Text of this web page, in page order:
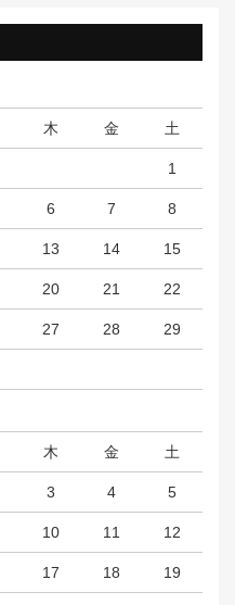
木 金 土
1
6 7 8
13 14 15
20 21 22
27 28 29
木 金 土
3 4 5
10 11 12
17 18 19